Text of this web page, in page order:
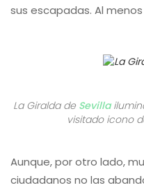
sus escapadas. Al
La Giralda de Sevilla
visitado icono
Aunque, por otro lado,
ciudadanos no las